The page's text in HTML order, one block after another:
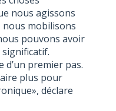
nous agissons
nous mobilisons
pouvons avoir
d’un premier pas.
plus pour
déclare